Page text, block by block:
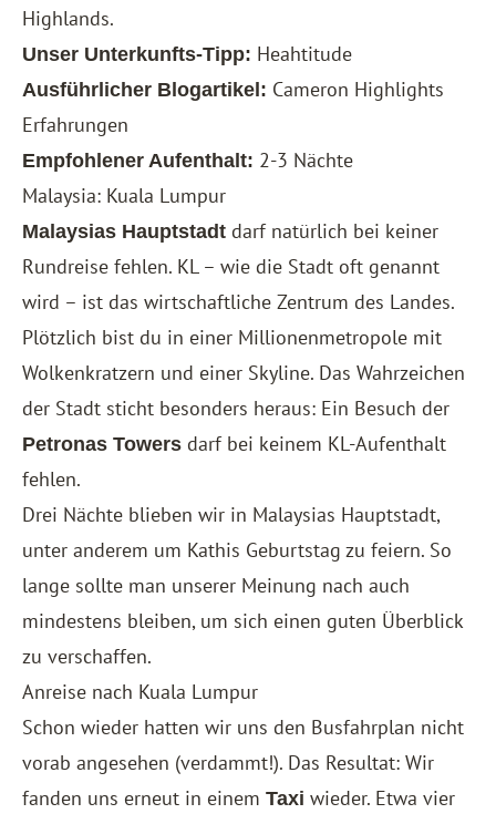
Highlands.
Unser Unterkunfts-Tipp: Heahtitude
Ausführlicher Blogartikel: Cameron Highlights
Erfahrungen
Empfohlener Aufenthalt: 2-3 Nächte
Malaysia: Kuala Lumpur
Malaysias Hauptstadt darf natürlich bei keiner
Rundreise fehlen. KL – wie die Stadt oft genannt
wird – ist das wirtschaftliche Zentrum des Landes.
Plötzlich bist du in einer Millionenmetropole mit
Wolkenkratzern und einer Skyline. Das Wahrzeichen
der Stadt sticht besonders heraus: Ein Besuch der
Petronas Towers darf bei keinem KL-Aufenthalt
fehlen.
Drei Nächte blieben wir in Malaysias Hauptstadt,
unter anderem um Kathis Geburtstag zu feiern. So
lange sollte man unserer Meinung nach auch
mindestens bleiben, um sich einen guten Überblick
zu verschaffen.
Anreise nach Kuala Lumpur
Schon wieder hatten wir uns den Busfahrplan nicht
vorab angesehen (verdammt!). Das Resultat: Wir
fanden uns erneut in einem Taxi wieder. Etwa vier